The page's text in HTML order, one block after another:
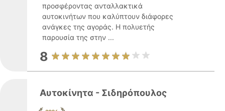
προσφέροντας ανταλλακτικά
αυτοκινήτων που καλύπτουν διάφορες
ανάγκες της αγοράς. Η πολυετής
παρουσία της στην ...
8
Αυτοκίνητα - Σιδηρόπουλος